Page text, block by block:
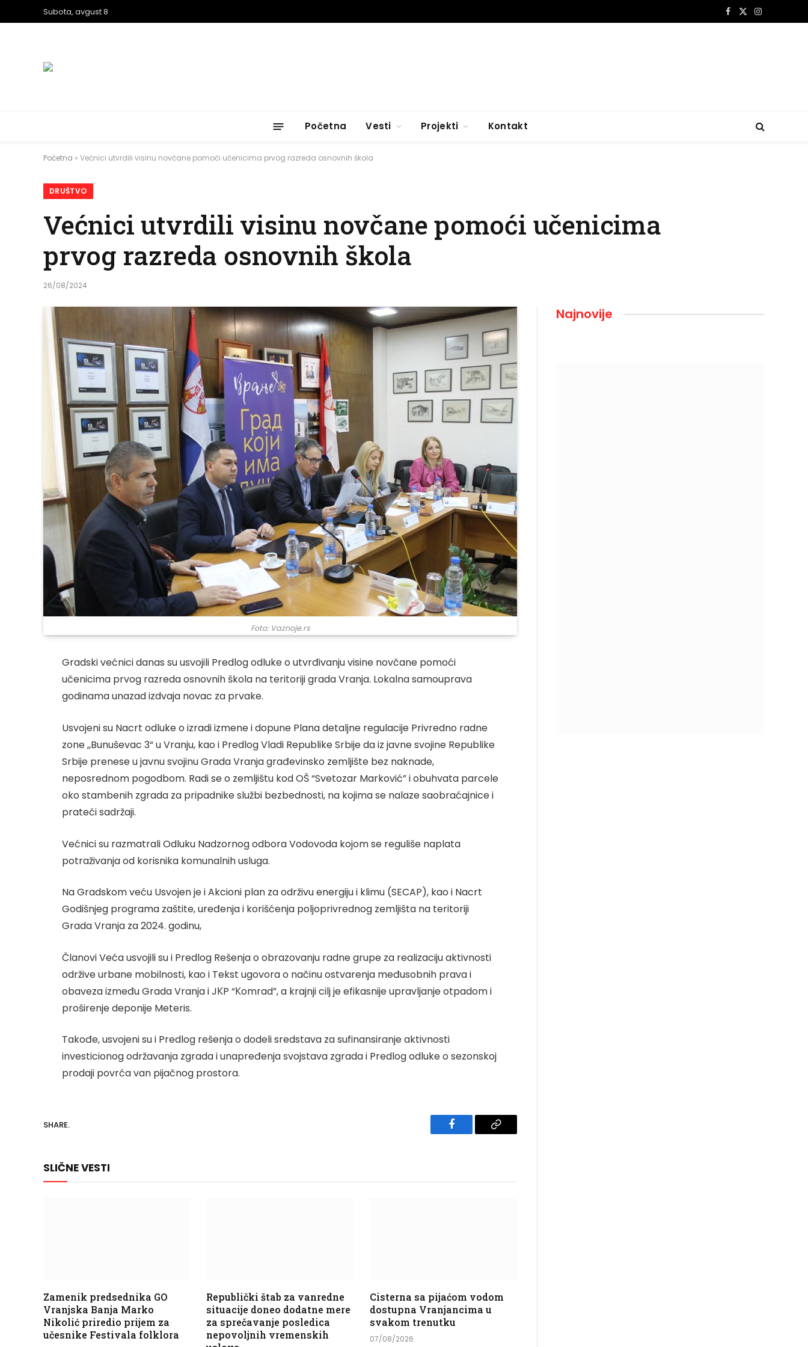
Subota, avgust 8 Facebook
X
Instagram
Početna Vesti Projekti Kontakt
Početna » Većnici utvrdili visinu novčane pomoći učenicima prvog razreda osnovnih škola
DRUŠTVO
Većnici utvrdili visinu novčane pomoći učenicima
prvog razreda osnovnih škola
26/08/2024
Foto: Vaznoje.rs
Gradski većnici danas su usvojili Predlog odluke o utvrđivanju visine novčane pomoći
učenicima prvog razreda osnovnih škola na teritoriji grada Vranja. Lokalna samouprava
godinama unazad izdvaja novac za prvake.
Usvojeni su Nacrt odluke o izradi izmene i dopune Plana detaljne regulacije Privredno radne
zone ,,Bunuševac 3“ u Vranju, kao i Predlog Vladi Republike Srbije da iz javne svojine Republike
Srbije prenese u javnu svojinu Grada Vranja građevinsko zemljište bez naknade,
neposrednom pogodbom. Radi se o zemljištu kod OŠ “Svetozar Marković” i obuhvata parcele
oko stambenih zgrada za pripadnike službi bezbednosti, na kojima se nalaze saobraćajnice i
prateći sadržaji.
Većnici su razmatrali Odluku Nadzornog odbora Vodovoda kojom se reguliše naplata
potraživanja od korisnika komunalnih usluga.
Na Gradskom veću Usvojen je i Akcioni plan za održivu energiju i klimu (SECAP), kao i Nacrt
Godišnjeg programa zaštite, uređenja i korišćenja poljoprivrednog zemljišta na teritoriji
Grada Vranja za 2024. godinu,
Članovi Veća usvojili su i Predlog Rešenja o obrazovanju radne grupe za realizaciju aktivnosti
održive urbane mobilnosti, kao i Tekst ugovora o načinu ostvarenja međusobnih prava i
obaveza između Grada Vranja i JКP “Кomrad”, a krajnji cilj je efikasnije upravljanje otpadom i
proširenje deponije Meteris.
Takođe, usvojeni su i Predlog rešenja o dodeli sredstava za sufinansiranje aktivnosti
investicionog održavanja zgrada i unapređenja svojstava zgrada i Predlog odluke o sezonskoj
prodaji povrća van pijačnog prostora.
SHARE.
Facebook Copy
SLIČNE VESTI
Zamenik predsednika GO
Vranjska Banja Marko
Nikolić priredio prijem za
učesnike Festivala folklora
Republički štab za vanredne
situacije doneo dodatne mere
za sprečavanje posledica
nepovoljnih vremenskih
Cisterna sa pijaćom vodom
dostupna Vranjancima u
svakom trenutku
07/08/2026
Najnovije